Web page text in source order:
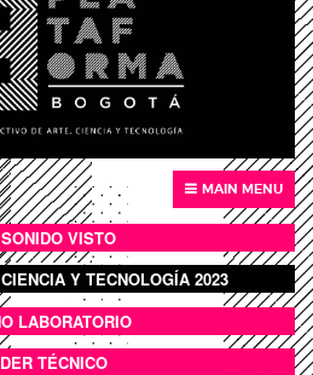
MAIN MENU
VISTO
VISTO
LLENO
Y TECNOLOGÍA 2023
LABORATORIO
TÉCNICO